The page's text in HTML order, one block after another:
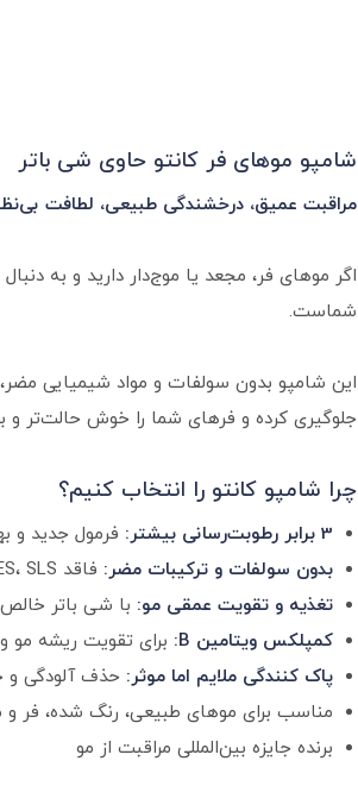
شامپو موهای فر کانتو حاوی شی باتر
مراقبت عمیق، درخشندگی طبیعی، لطافت
اگر موهای فر، مجعد یا موج‌دار دارید و به
شماست.
جلوگیری کرده و فرهای شما را خوش حالت‌تر و
چرا شامپو کانتو را انتخاب کنیم؟
3 برابر رطوبت‌رسانی بیشتر:
فرمول جدید و
بدون سولفات و ترکیبات مضر: فاقد SLES، SLS، سیلیکون، پارابن و روغن‌های معدنی
تغذیه و تقویت عمقی مو: با شی باتر
کمپلکس ویتامین B:
برای تقویت ریشه
پاک کنندگی ملایم اما موثر: حذف آلودگی
مناسب برای موهای طبیعی، رنگ شده، فر
برنده جایزه بین‌المللی مراقبت از مو